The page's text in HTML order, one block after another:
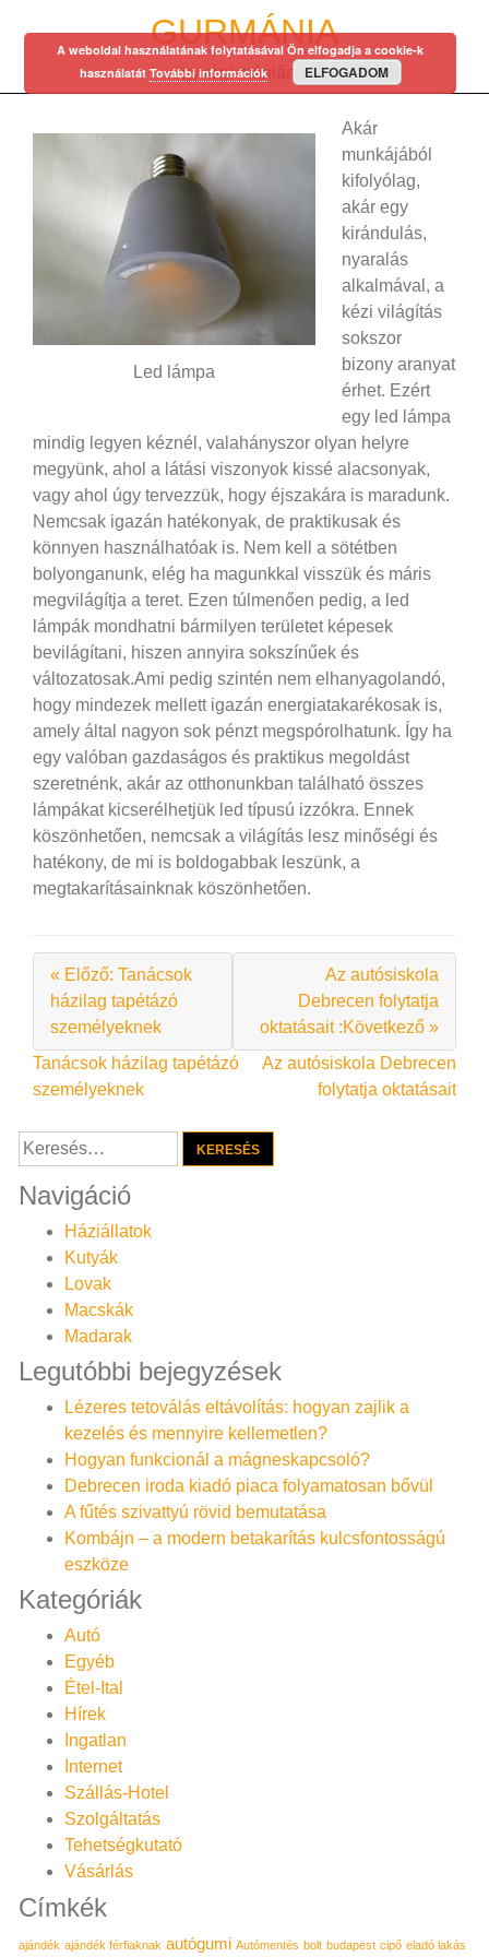
GURMÁNIA
egy régi mániám…
Led lámpa
Akár
munkájából
kifolyólag,
akár egy
kirándulás,
nyaralás
alkalmával, a
kézi világítás
sokszor
bizony aranyat
érhet. Ezért
egy led lámpa
mindig legyen kéznél, valahányszor olyan helyre
megyünk, ahol a látási viszonyok kissé alacsonyak,
vagy ahol úgy tervezzük, hogy éjszakára is maradunk.
Nemcsak igazán hatékonyak, de praktikusak és
könnyen használhatóak is. Nem kell a sötétben
bolyonganunk, elég ha magunkkal visszük és máris
megvilágítja a teret. Ezen túlmenően pedig, a led
lámpák mondhatni bármilyen területet képesek
bevilágítani, hiszen annyira sokszínűek és
változatosak.Ami pedig szintén nem elhanyagolandó,
hogy mindezek mellett igazán energiatakarékosak is,
amely által nagyon sok pénzt megspórolhatunk. Így ha
egy valóban gazdaságos és praktikus megoldást
szeretnénk, akár az otthonunkban található összes
lámpákat kicserélhetjük led típusú izzókra. Ennek
köszönhetően, nemcsak a világítás lesz minőségi és
hatékony, de mi is boldogabbak leszünk, a
megtakarításainknak köszönhetően.
« Előző: Tanácsok
házilag tapétázó
személyeknek
Az autósiskola
Debrecen folytatja
oktatásait :Következő »
Bejegyzés
navigáció
Tanácsok házilag tapétázó
személyeknek
Az autósiskola Debrecen
folytatja oktatásait
Keresés:
Navigáció
Háziállatok
Kutyák
Lovak
Macskák
Madarak
Legutóbbi bejegyzések
Lézeres tetoválás eltávolítás: hogyan zajlik a
kezelés és mennyire kellemetlen?
Hogyan funkcionál a mágneskapcsoló?
Debrecen iroda kiadó piaca folyamatosan bővül
A fűtés szivattyú rövid bemutatása
Kombájn – a modern betakarítás kulcsfontosságú
eszköze
Kategóriák
Autó
Egyéb
Étel-Ital
Hírek
Ingatlan
Internet
Szállás-Hotel
Szolgáltatás
Tehetségkutató
Vásárlás
Címkék
ajándék ajándék férfiaknak autógumi Autómentés bolt budapest cipő eladó lakás
A weboldal használatának folytatásával Ön elfogadja a cookie-k
használatát További információk ELFOGADOM